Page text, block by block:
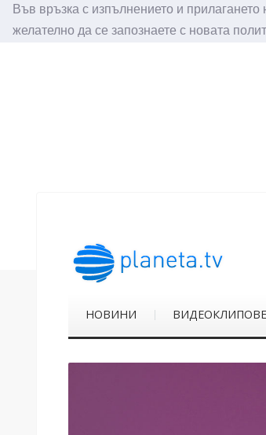
Във връзка с изпълнението и
желателно да се запознаете с новата
НОВИНИ ВИДЕОКЛИПОВЕ